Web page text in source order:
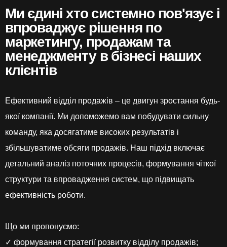
Ми єдині хто системно пов'язує і
впроваджує рішення по
маркетингу, продажам та
менеджменту в бізнесі наших
клієнтів
Ефективний відділ продажів – це двигун зростання будь-
якої компанії. Ми допоможемо вам побудувати сильну
команду, яка досягатиме високих результатів і
збільшуватиме обсяги продажів. Наш підхід включає
детальний аналіз поточних процесів, формування чіткої
структури та впровадження систем, що підвищать
ефективність роботи.
Що ми пропонуємо:
✓ формування стратегії розвитку відділу продажів;